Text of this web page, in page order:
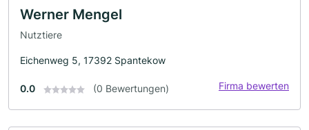
Werner Mengel
Nutztiere
Eichenweg 5, 17392 Spantekow
0.0 (0 Bewertungen) Firma bewerten